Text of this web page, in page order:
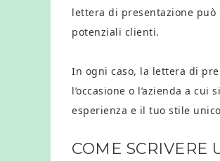
lettera di presentazione
potenziali clienti.
In ogni caso, la lettera di
l’occasione o l’azienda a
esperienza e il tuo stile
COME